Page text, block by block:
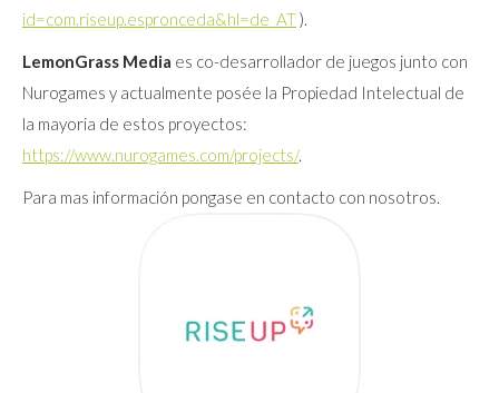
id=com.riseup.espronceda&hl=de_AT).
LemonGrass Media es co-desarrollador de juegos junto con
Nurogames y actualmente posée la Propiedad Intelectual de
la mayoria de estos proyectos:
https://www.nurogames.com/projects/.
Para mas información pongase en contacto con nosotros.